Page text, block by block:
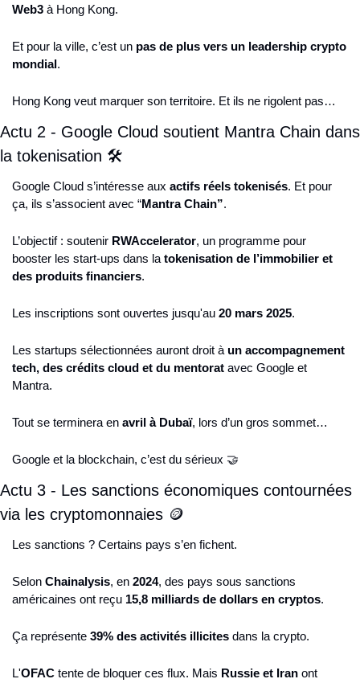
Web3 à Hong Kong.
Et pour la ville, c’est un pas de plus vers un leadership crypto
mondial.
Hong Kong veut marquer son territoire. Et ils ne rigolent pas…
Actu 2 - Google Cloud soutient Mantra Chain dans
la tokenisation 🛠️
Google Cloud s’intéresse aux actifs réels tokenisés. Et pour
ça, ils s’associent avec “Mantra Chain”.
L’objectif : soutenir RWAccelerator, un programme pour
booster les start-ups dans la tokenisation de l’immobilier et
des produits financiers.
Les inscriptions sont ouvertes jusqu'au 20 mars 2025.
Les startups sélectionnées auront droit à un accompagnement
tech, des crédits cloud et du mentorat avec Google et
Mantra.
Tout se terminera en avril à Dubaï, lors d’un gros sommet…
Google et la blockchain, c’est du sérieux 🤝
Actu 3 - Les sanctions économiques contournées
via les cryptomonnaies 🪙
Les sanctions ? Certains pays s’en fichent.
Selon Chainalysis, en 2024, des pays sous sanctions
américaines ont reçu 15,8 milliards de dollars en cryptos.
Ça représente 39% des activités illicites dans la crypto.
L'OFAC tente de bloquer ces flux. Mais Russie et Iran ont